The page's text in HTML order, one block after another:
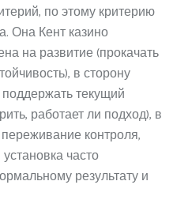
по этому критерию
Она Кент казино
на развитие (прокачать
в сторону
текущий
работает ли подход), в
контроля,
часто
результату и